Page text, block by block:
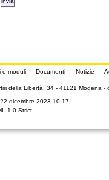
e moduli Documenti Notizie
della Libertà, 34 - 41121 Modena -
dicembre 2023 10:17